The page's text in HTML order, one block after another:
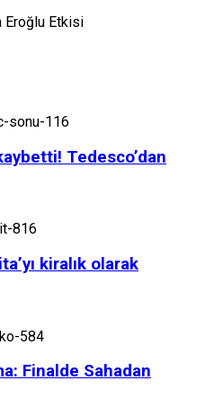
Eroğlu Etkisi
Tedesco’dan
kiralık olarak
Finalde Sahadan